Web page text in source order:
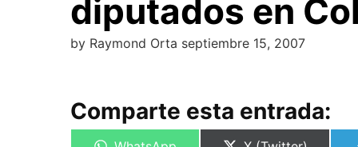
diputados en
by Raymond Orta septiembre 15, 2007
Comparte esta entrada: